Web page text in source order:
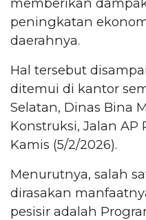
peningkatan
daerahnya.
Hal tersebut
ditemui di kantor
Selatan, Dinas Bina
Konstruksi, Jalan AP
Kamis (5/2/2026).
Menurutnya, salah
dirasakan
pesisir adalah